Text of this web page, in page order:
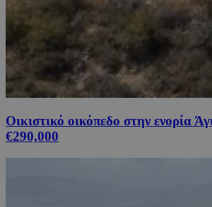
Οικιστικό οικόπεδο στην ενορία
€290,000